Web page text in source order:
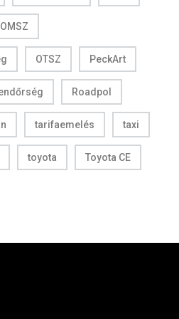
OMSZ
OTSZ PeckArt
Roadpol
tarifaemelés taxi
toyota Toyota CE